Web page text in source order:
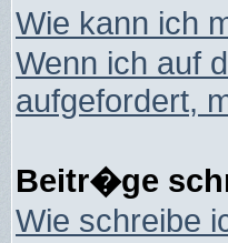
Wie kann ich
Wenn ich auf
aufgefordert,
Beitr�ge
Wie schreibe